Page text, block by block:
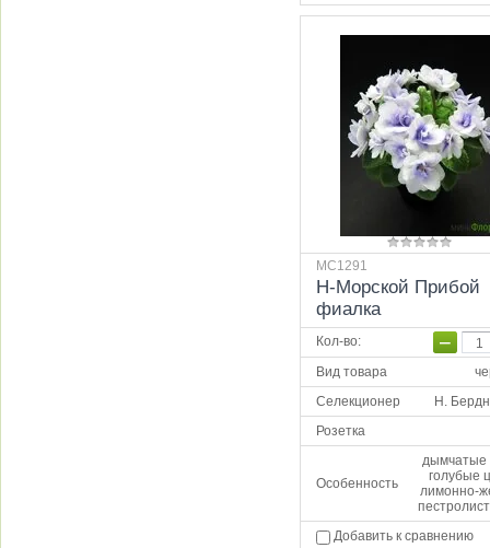
МС1291
Н-Морской Прибой
фиалка
Кол-во: −
Вид товара
Селекционер
Н.
Розетка
Особенность
дымчатые
голубые
лимонно-
Добавить к сравнению